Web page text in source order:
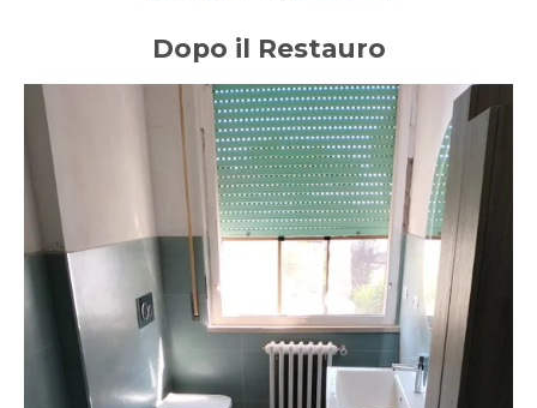
Dopo il Restauro